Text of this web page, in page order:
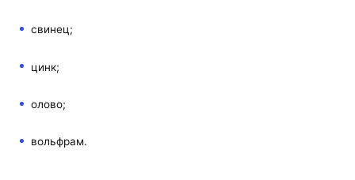
свинец;
цинк;
олово;
вольфрам.